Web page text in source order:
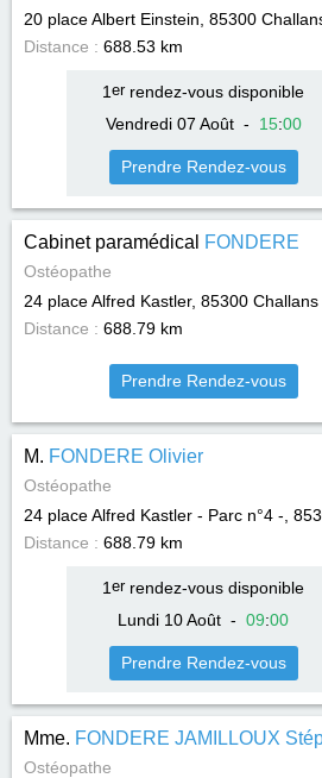
20 place Albert Einstein, 85300
Distance : 688.53 km
1 errendez-vous disponible
Vendredi 07 Août- 15:00
Prendre Rendez-vous
Cabinet paramédical FONDERE
Ostéopathe
24 place Alfred Kastler, 85300 Challans
Distance : 688.79 km
Prendre Rendez-vous
M. FONDERE Olivier
Ostéopathe
24 place Alfred Kastler - Parc n°4 -,
Distance : 688.79 km
1 errendez-vous disponible
Lundi 10 Août - 09:00
Prendre Rendez-vous
Mme. FONDERE JAMILLOUX
Ostéopathe